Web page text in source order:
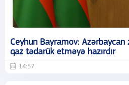
Ceyhun Bayramov:
qaz tədarük etməyə hazırdır
14:57